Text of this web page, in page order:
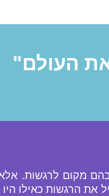
העולם"
בהם מקום לרגשות.
הרגשות כאילו היו